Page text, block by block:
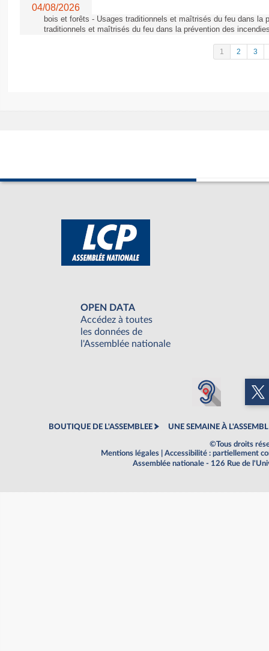
04/08/2026
bois et forêts - Usages traditionnels et maîtrisés du feu dans la
traditionnels et maîtrisés du feu dans la prévention des
1 2 3
OPEN DATA
Accédez à toutes
les données de
l'Assemblée nationale
BOUTIQUE DE L'ASSEMBLEE UNE SEMAINE À
©Tous droits
Mentions légales
Accessibilité : partiellement
Assemblée nationale - 126 Rue de